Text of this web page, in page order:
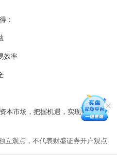
：
效率
本市场，把握机遇，实现财富增
立观点，不代表财盛证券开户观点